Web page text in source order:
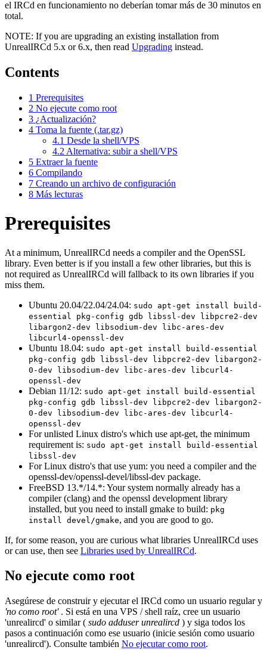
el IRCd en funcionamiento no deberían tomar más de 30 minutos en
total.
NOTE: If you are upgrading an existing installation from
UnrealIRCd 5.x or 6.x, then read Upgrading instead.
Contents
1 Prerequisites
2 No ejecute como root
3 ¿Actualización?
4 Toma la fuente (.tar.gz)
4.1 Desde la shell/VPS
4.2 Alternativa: subir a shell/VPS
5 Extraer la fuente
6 Compilando
7 Creando un archivo de configuración
8 Más lecturas
Prerequisites
At a minimum, UnrealIRCd needs a compiler and the OpenSSL
library. Even better is if you install a few other libraries, but this is
not required as UnrealIRCd will fallback to its own libraries if you
miss them.
Ubuntu 20.04/22.04/24.04: sudo apt-get install build-
essential pkg-config gdb libssl-dev libpcre2-dev
libargon2-dev libsodium-dev libc-ares-dev
libcurl4-openssl-dev
Ubuntu 18.04: sudo apt-get install build-essential
pkg-config gdb libssl-dev libpcre2-dev libargon2-
0-dev libsodium-dev libc-ares-dev libcurl4-
openssl-dev
Debian 11/12: sudo apt-get install build-essential
pkg-config gdb libssl-dev libpcre2-dev libargon2-
0-dev libsodium-dev libc-ares-dev libcurl4-
openssl-dev
For unlisted Linux distro's which use apt-get, the minimum
requirement is: sudo apt-get install build-essential
libssl-dev
For Linux distro's that use yum: you need a compiler and the
openssl-dev/openssl-devel/libssl-dev package.
FreeBSD 13.*/14.*: Your system normally already has a
compiler (clang) and the openssl development library
installed, but you need to install gmake to build: pkg
install devel/gmake, and you are good to go.
If, for some reason, you are curious what libraries UnrealIRCd uses
or can use, then see Libraries used by UnrealIRCd.
No ejecute como root
Asegúrese de construir y ejecutar el IRCd como un usuario regular y
'no como root' . Si está en una VPS / shell raíz, cree un usuario
'unrealircd' o similar ( sudo adduser unrealircd ) y siga todos los
pasos a continuación como ese usuario (inicie sesión como usuario
'unrealircd'). Consulte también No ejecutar como root.